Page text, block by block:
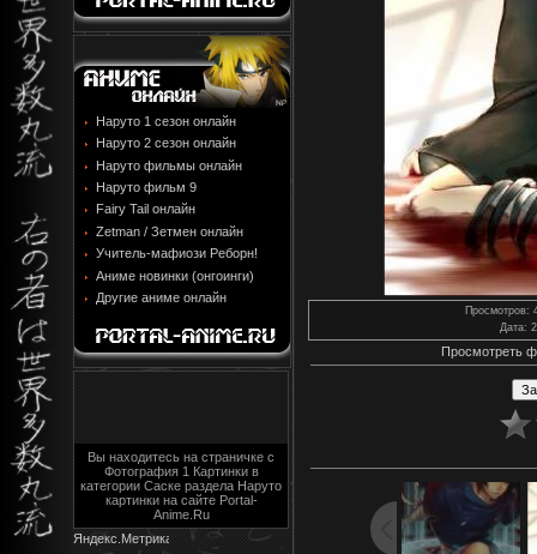
Наруто 1 сезон онлайн
Наруто 2 сезон онлайн
Наруто фильмы онлайн
Наруто фильм 9
Fairy Tail онлайн
Zetman / Зетмен онлайн
Учитель-мафиози Реборн!
Аниме новинки (онгоинги)
Другие аниме онлайн
Вы находитесь на страничке с
Фотография 1 Картинки в
категории Саске раздела Наруто
картинки на сайте Portal-
Anime.Ru
Просмотров:
Дата:
Просмотреть